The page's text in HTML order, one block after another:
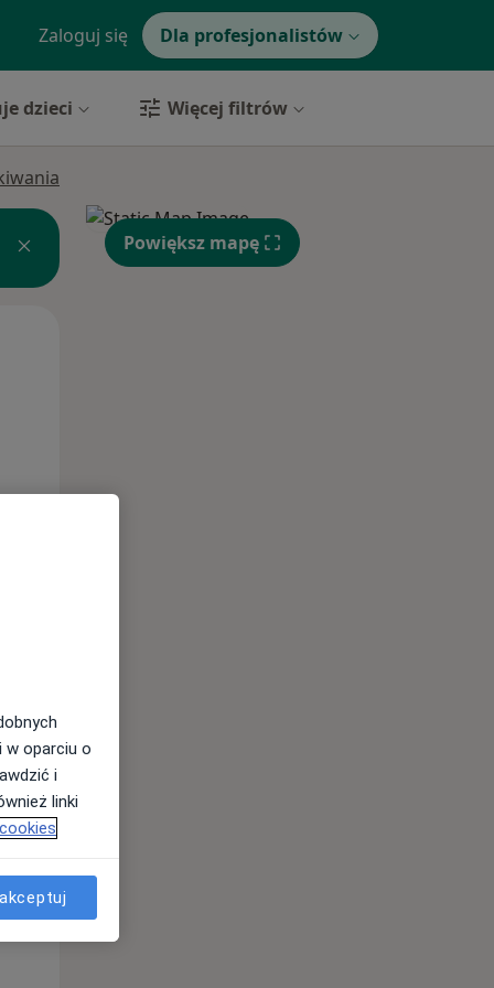
Zaloguj się Dla profesjonalistów
dzieci Więcej filtrów
Śr,
12 Sie
Powiększ mapę
w oparciu o
i
linki